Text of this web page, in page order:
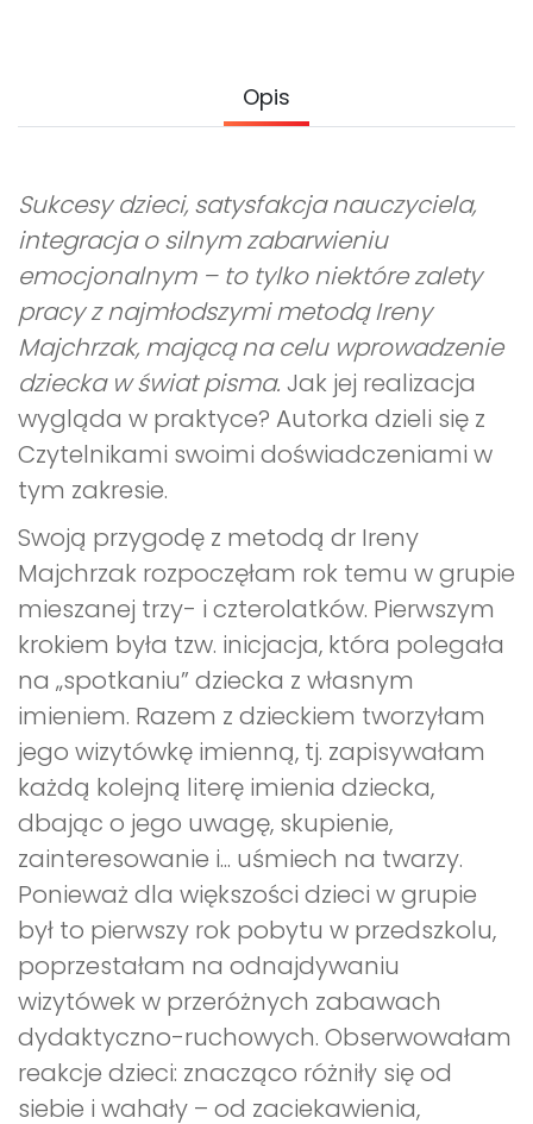
Opis
Sukcesy dzieci, satysfakcja nauczyciela,
integracja o silnym zabarwieniu
emocjonalnym – to tylko niektóre zalety
pracy z najmłodszymi metodą Ireny
Majchrzak, mającą na celu wprowadzenie
dziecka w świat pisma. Jak jej realizacja
wygląda w praktyce? Autorka dzieli się z
Czytelnikami swoimi doświadczeniami w
tym zakresie.
Swoją przygodę z metodą dr Ireny
Majchrzak rozpoczęłam rok temu w grupie
mieszanej trzy- i czterolatków. Pierwszym
krokiem była tzw. inicjacja, która polegała
na „spotkaniu” dziecka z własnym
imieniem. Razem z dzieckiem tworzyłam
jego wizytówkę imienną, tj. zapisywałam
każdą kolejną literę imienia dziecka,
dbając o jego uwagę, skupienie,
zainteresowanie i... uśmiech na twarzy.
Ponieważ dla większości dzieci w grupie
był to pierwszy rok pobytu w przedszkolu,
poprzestałam na odnajdywaniu
wizytówek w przeróżnych zabawach
dydaktyczno-ruchowych. Obserwowałam
reakcje dzieci: znacząco różniły się od
siebie i wahały – od zaciekawienia,